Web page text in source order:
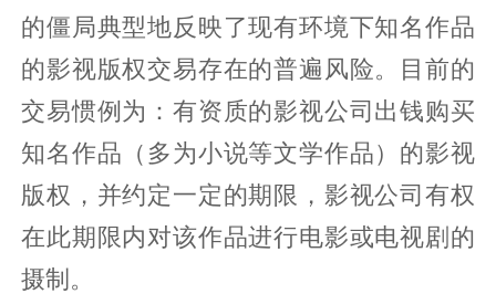
的僵局典型地反映了现有环境下知名作品
的影视版权交易存在的普遍风险。目前的
交易惯例为：有资质的影视公司出钱购买
知名作品（多为小说等文学作品）的影视
版权，并约定一定的期限，影视公司有权
在此期限内对该作品进行电影或电视剧的
摄制。